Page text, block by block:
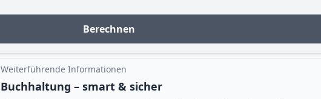
Berechnen
Weiterführende Informationen
Buchhaltung – smart & sicher